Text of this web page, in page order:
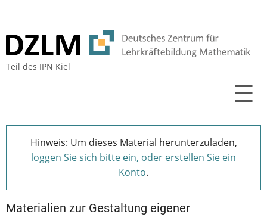
Teil des IPN Kiel
☰
Hinweis: Um dieses Material herunterzuladen,
loggen Sie sich bitte ein, oder erstellen Sie ein
Konto.
Materialien zur Gestaltung eigener